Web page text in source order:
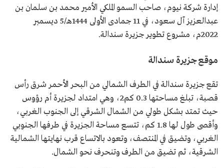
إدارة شركة نيوم، صاحب السمو الملكي الأمير محمد بن سلمان بن
عبدالعزيز آل سعود، في 11 جمادى الأولى 1444هـ/5 ديسمبر
2022م، مشروع تطوير جزيرة سندالة.
موقع جزيرة سندالة
تقع جزيرة سندالة في الطرف الشمالي من البحر الأحمر شرق رأس
قصبة، تبلغ مساحتها 0.3 كم2، وهي امتداد لجزيرة أم رؤوس
حيث تمتد بشكل طولي من الشمال الشرقي إلى الجنوب الغربي،
وأقصى طول لها 1.8 كم، تتسع مساحة الجزيرة في طرفها الجنوبي
الغربي، وتضيق في المنتصف، وتعود بالاتساع قرب نهايتها الشمالية
الشرقية، ثم تضيق من الطرف وتنحرف نحو الشمال.